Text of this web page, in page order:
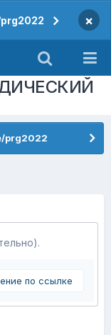
×
prg2022
по ссылке